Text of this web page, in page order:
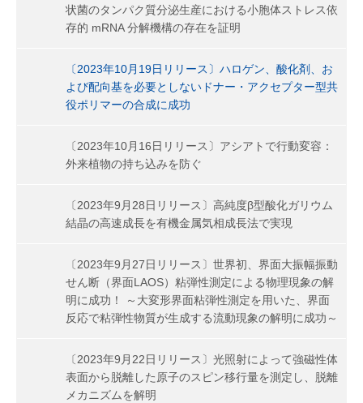
状菌のタンパク質分泌生産における小胞体ストレス依
存的 mRNA 分解機構の存在を証明
〔2023年10月19日リリース〕ハロゲン、酸化剤、お
よび配向基を必要としないドナー・アクセプター型共
役ポリマーの合成に成功
〔2023年10月16日リリース〕アシアトで行動変容：
外来植物の持ち込みを防ぐ
〔2023年9月28日リリース〕高純度β型酸化ガリウム
結晶の高速成長を有機金属気相成長法で実現
〔2023年9月27日リリース〕世界初、界面大振幅振動
せん断（界面LAOS）粘弾性測定による物理現象の解
明に成功！ ～大変形界面粘弾性測定を用いた、界面
反応で粘弾性物質が生成する流動現象の解明に成功～
〔2023年9月22日リリース〕光照射によって強磁性体
表面から脱離した原子のスピン移行量を測定し、脱離
メカニズムを解明